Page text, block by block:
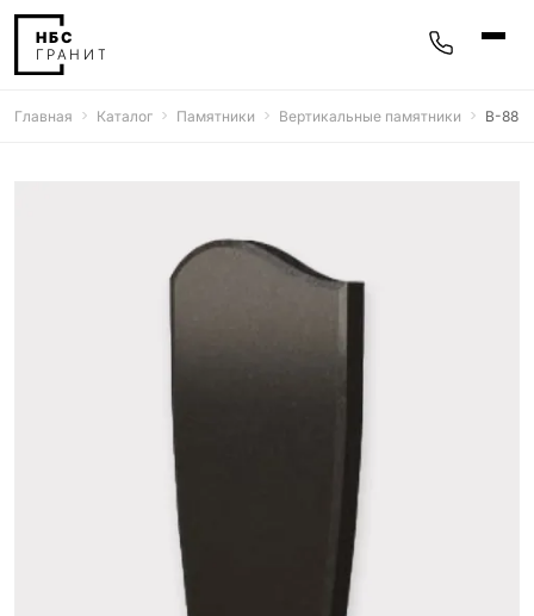
Гравировка
Надгробные плиты
Благоустройство
Гранитные ограды
Главная Каталог Памятники Вертикальные памятники В-88